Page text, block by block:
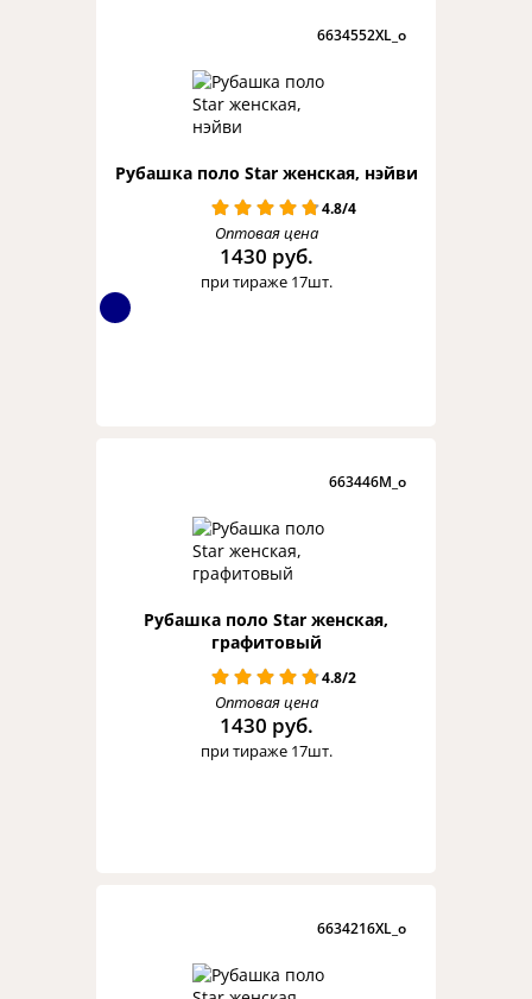
6634552XL_o
Рубашка поло Star женская, нэйви
4.8/4
Оптовая цена
1430 руб.
при тираже 17шт.
663446M_o
Рубашка поло Star женская,
графитовый
4.8/2
Оптовая цена
1430 руб.
при тираже 17шт.
6634216XL_o